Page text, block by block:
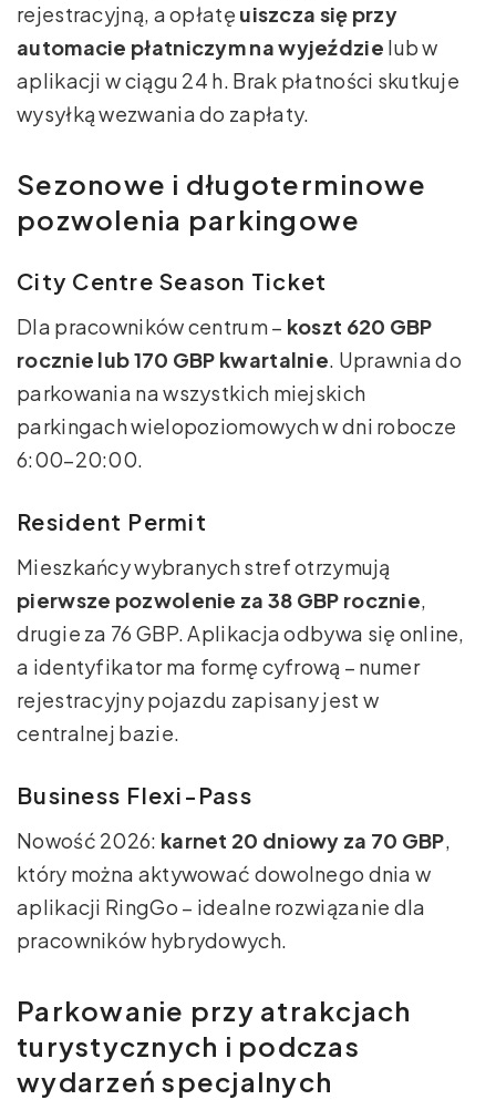
rejestracyjną, a opłatę uiszcza się przy
automacie płatniczym na wyjeździe lub w
aplikacji w ciągu 24 h. Brak płatności skutkuje
wysyłką wezwania do zapłaty.
Sezonowe i długoterminowe
pozwolenia parkingowe
City Centre Season Ticket
Dla pracowników centrum – koszt 620 GBP
rocznie lub 170 GBP kwartalnie. Uprawnia do
parkowania na wszystkich miejskich
parkingach wielopoziomowych w dni robocze
6:00–20:00.
Resident Permit
Mieszkańcy wybranych stref otrzymują
pierwsze pozwolenie za 38 GBP rocznie,
drugie za 76 GBP. Aplikacja odbywa się online,
a identyfikator ma formę cyfrową – numer
rejestracyjny pojazdu zapisany jest w
centralnej bazie.
Business Flexi-Pass
Nowość 2026: karnet 20 dniowy za 70 GBP,
który można aktywować dowolnego dnia w
aplikacji RingGo – idealne rozwiązanie dla
pracowników hybrydowych.
Parkowanie przy atrakcjach
turystycznych i podczas
wydarzeń specjalnych